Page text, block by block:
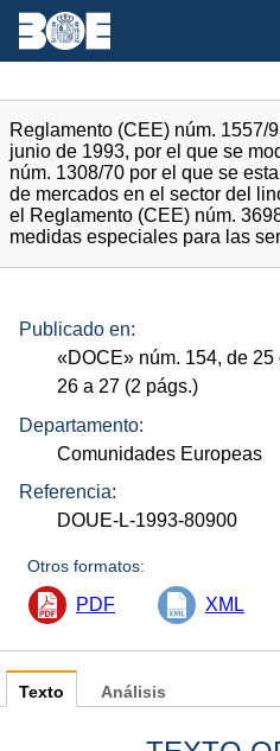
Reglamento (CEE) núm. 1557/
junio de 1993, por el que se
núm. 1308/70 por el que se
de mercados en el sector del
el Reglamento (CEE) núm.
medidas especiales para las
Publicado en:
«DOCE» núm. 154, de
26 a 27 (2 págs.)
Departamento:
Comunidades Europeas
Referencia:
DOUE-L-1993-80900
Otros formatos:
PDF XML
Texto Análisis